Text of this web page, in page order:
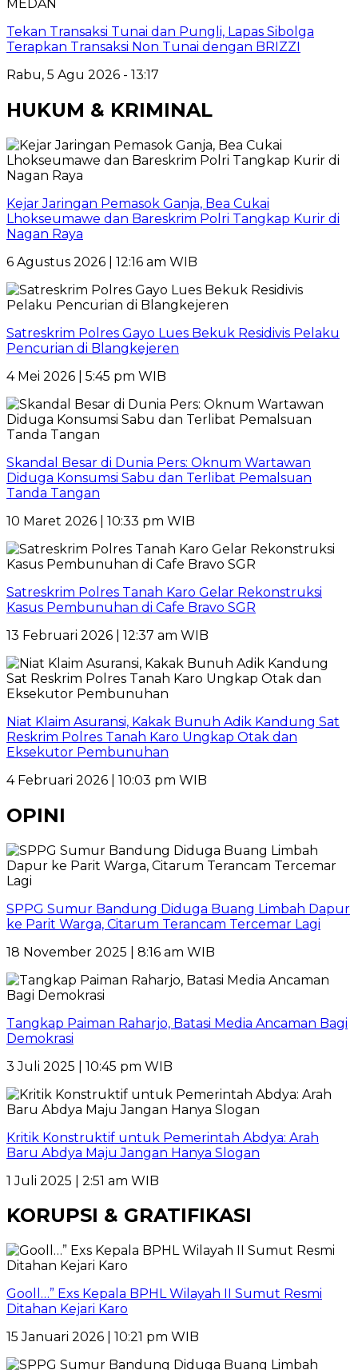
MEDAN
Tekan Transaksi Tunai dan Pungli, Lapas Sibolga
Terapkan Transaksi Non Tunai dengan BRIZZI
Rabu, 5 Agu 2026 - 13:17
HUKUM & KRIMINAL
Kejar Jaringan Pemasok Ganja, Bea Cukai
Lhokseumawe dan Bareskrim Polri Tangkap Kurir di
Nagan Raya
6 Agustus 2026 | 12:16 am WIB
Satreskrim Polres Gayo Lues Bekuk Residivis Pelaku
Pencurian di Blangkejeren
4 Mei 2026 | 5:45 pm WIB
Skandal Besar di Dunia Pers: Oknum Wartawan
Diduga Konsumsi Sabu dan Terlibat Pemalsuan
Tanda Tangan
10 Maret 2026 | 10:33 pm WIB
Satreskrim Polres Tanah Karo Gelar Rekonstruksi
Kasus Pembunuhan di Cafe Bravo SGR
13 Februari 2026 | 12:37 am WIB
Niat Klaim Asuransi, Kakak Bunuh Adik Kandung Sat
Reskrim Polres Tanah Karo Ungkap Otak dan
Eksekutor Pembunuhan
4 Februari 2026 | 10:03 pm WIB
OPINI
SPPG Sumur Bandung Diduga Buang Limbah Dapur
ke Parit Warga, Citarum Terancam Tercemar Lagi
18 November 2025 | 8:16 am WIB
Tangkap Paiman Raharjo, Batasi Media Ancaman Bagi
Demokrasi
3 Juli 2025 | 10:45 pm WIB
Kritik Konstruktif untuk Pemerintah Abdya: Arah
Baru Abdya Maju Jangan Hanya Slogan
1 Juli 2025 | 2:51 am WIB
KORUPSI & GRATIFIKASI
Gooll…” Exs Kepala BPHL Wilayah II Sumut Resmi
Ditahan Kejari Karo
15 Januari 2026 | 10:21 pm WIB